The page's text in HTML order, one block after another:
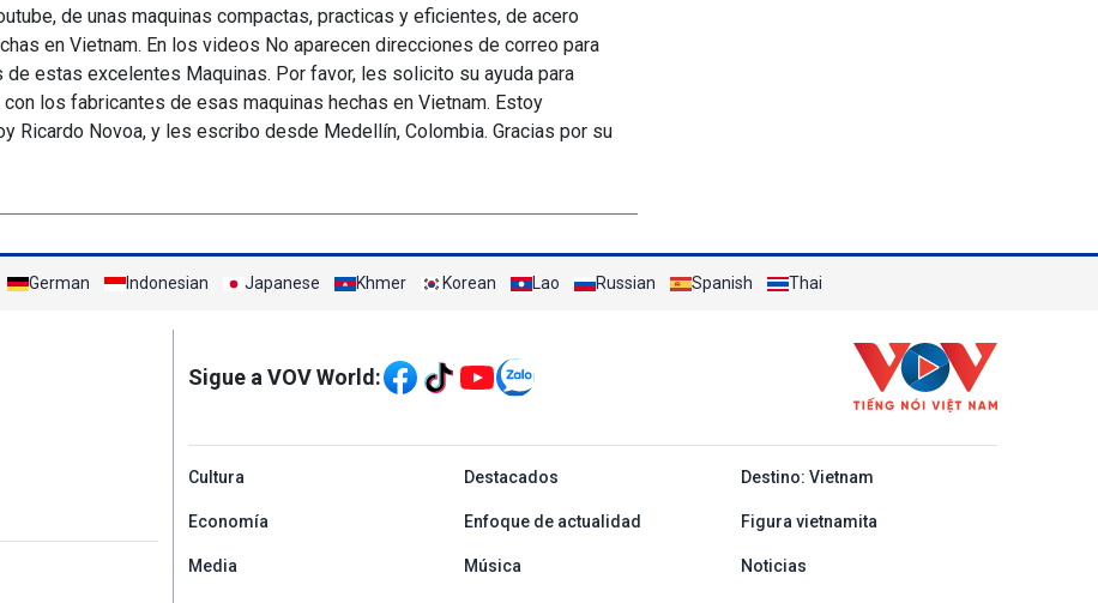
de unas maquinas compactas, practicas y eficientes, de acero
en Vietnam. En los videos No aparecen direcciones de correo para
estas excelentes Maquinas. Por favor, les solicito su ayuda para
los fabricantes de esas maquinas hechas en Vietnam. Estoy
Ricardo Novoa, y les escribo desde Medellín, Colombia. Gracias por su
German Indonesian Japanese Khmer Korean Lao Russian Spanish Thai
Mạng xã hội
Sigue a VOV World:
menu footer tiếng Tây ban nha
Cultura Destacados Destino: Vietnam
Economía Enfoque de actualidad Figura vietnamita
Media Música Noticias